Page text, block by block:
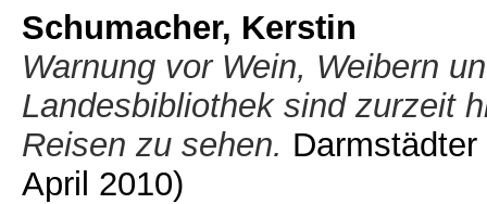
Schumacher, Kerstin
Warnung vor Wein, Weibern
Landesbibliothek sind zurzeit
Reisen zu sehen.
April 2010)